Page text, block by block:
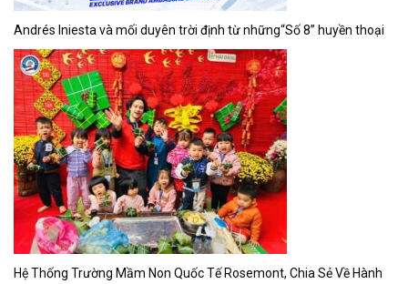
Andrés Iniesta và mối duyên trời định từ những“Số 8” huyền thoại
Hệ Thống Trường Mầm Non Quốc Tế Rosemont, Chia Sẻ Về Hành